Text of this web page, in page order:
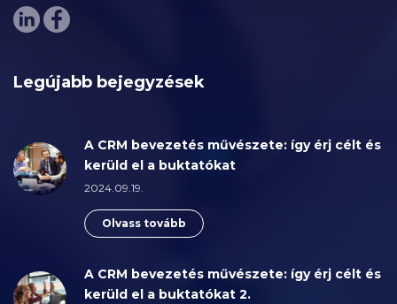
Legújabb bejegyzések
A CRM bevezetés művészete: így érj célt és
kerüld el a buktatókat
2024.09.19.
Olvass tovább
A CRM bevezetés művészete: így érj célt és
kerüld el a buktatókat 2.